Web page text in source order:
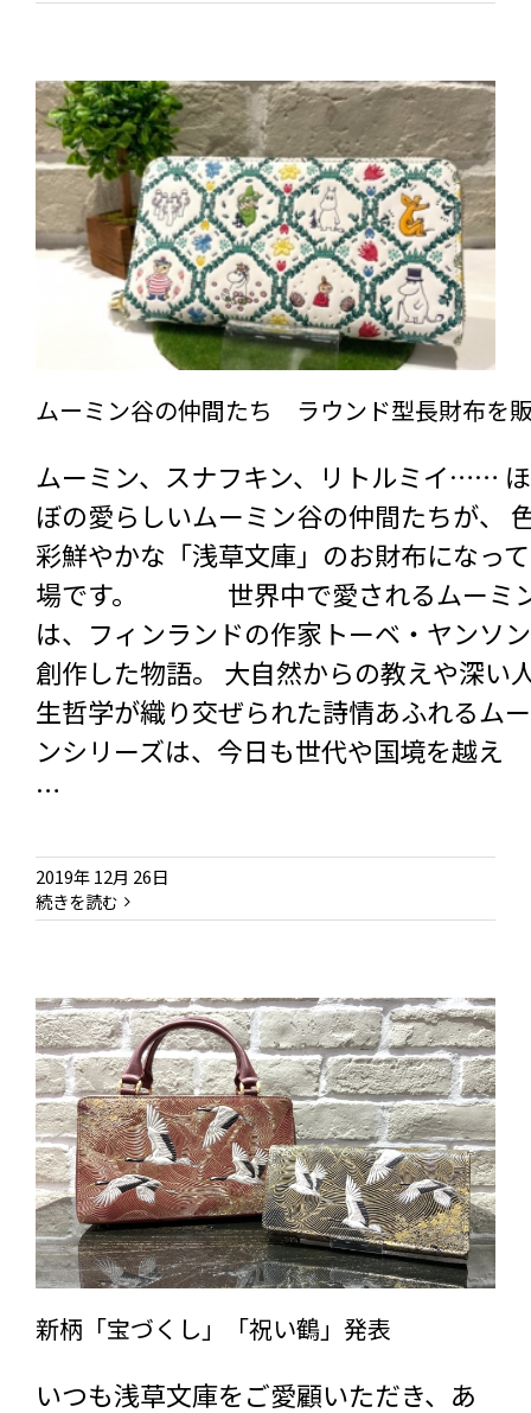
ムーミン谷の仲間たち ラウンド型長財布を
ムーミン、スナフキン、リトルミイ……
ぼの愛らしいムーミン谷の仲間たちが、
彩鮮やかな「浅草文庫」のお財布になっ
場です。 世界中で愛されるムーミ
は、フィンランドの作家トーベ・ヤンソ
創作した物語。 大自然からの教えや深い
生哲学が織り交ぜられた詩情あふれるム
ンシリーズは、今日も世代や国境を越え
…
2019年 12月 26日
続きを読む
新柄「宝づくし」「祝い鶴」発表
いつも浅草文庫をご愛顧いただき、あ